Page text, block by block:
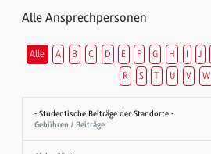
Alle Ansprechpersonen
Alle A B C D E F G H I J
R
S T U V W
- Studentische Beiträge der Standorte -
Gebühren / Beiträge